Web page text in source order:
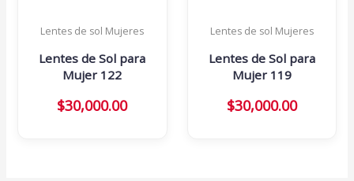
Lentes de sol Mujeres
Lentes de Sol para
Mujer 122
$30,000.00
Lentes de sol Mujeres
Lentes de Sol para
Mujer 119
$30,000.00